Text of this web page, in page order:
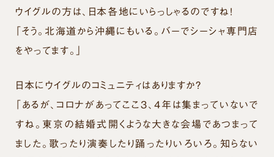
ウイグルの方は、日本各地にいらっしゃるのですね！
「そう。北海道から沖縄にもいる。バーでシーシャ専門店
をやってます。」
日本にウイグルのコミュニティはありますか？
「あるが、コロナがあってここ３、４年は集まっていないで
すね。東京の結婚式開くような大きな会場であつまって
ました。歌ったり演奏したり踊ったりいろいろ。知らない